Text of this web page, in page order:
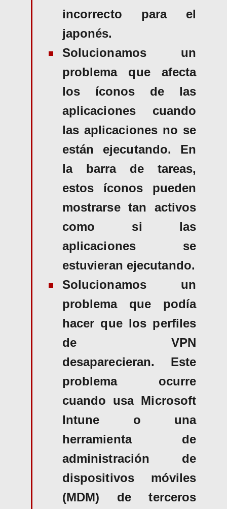
incorrecto para el
japonés.
Solucionamos un
problema que afecta
los íconos de las
aplicaciones cuando
las aplicaciones no se
están ejecutando. En
la barra de tareas,
estos íconos pueden
mostrarse tan activos
como si las
aplicaciones se
estuvieran ejecutando.
Solucionamos un
problema que podía
hacer que los perfiles
de VPN
desaparecieran. Este
problema ocurre
cuando usa Microsoft
Intune o una
herramienta de
administración de
dispositivos móviles
(MDM) de terceros